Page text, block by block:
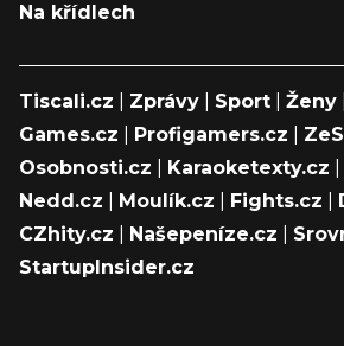
Na křídlech
Tiscali.cz Zprávy Sport Ženy
Games.cz
Profigamers.cz
Osobnosti.cz
Karaoketexty.cz
Nedd.cz
Moulík.cz Fights.cz
CZhity.cz
Našepeníze.cz
StartupInsider.cz